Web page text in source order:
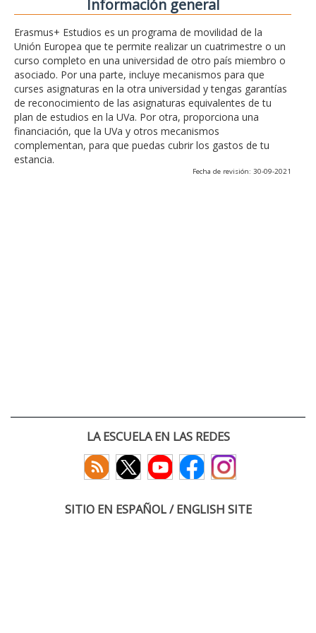
Información general
Erasmus+ Estudios es un programa de movilidad de la
Unión Europea que te permite realizar un cuatrimestre o un
curso completo en una universidad de otro país miembro o
asociado. Por una parte, incluye mecanismos para que
curses asignaturas en la otra universidad y tengas garantías
de reconocimiento de las asignaturas equivalentes de tu
plan de estudios en la UVa. Por otra, proporciona una
financiación, que la UVa y otros mecanismos
complementan, para que puedas cubrir los gastos de tu
estancia.
Fecha de revisión: 30-09-2021
LA ESCUELA EN LAS REDES
SITIO EN ESPAÑOL / ENGLISH SITE